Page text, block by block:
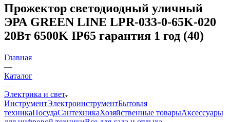
Прожектор светодиодный уличный
ЭРА GREEN LINE LPR-033-0-65K-020
20Вт 6500K IP65 гарантия 1 год (40)
Главная
—
Каталог
—
Электрика и свет
ИнструментЭлектроинструментБытовая
техникаПосудаСантехникаХозяйственные товарыАксессуары